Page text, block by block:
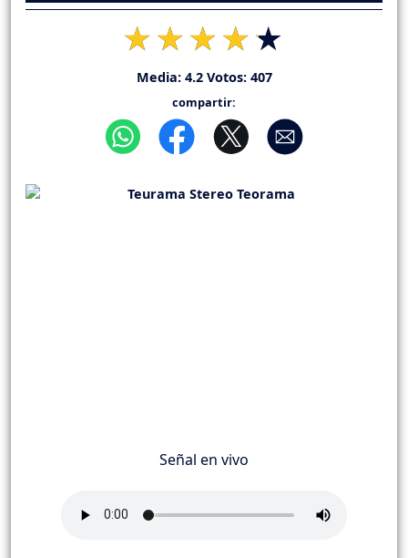
Media: 4.2Votos: 407
compartir:
Señal en vivo